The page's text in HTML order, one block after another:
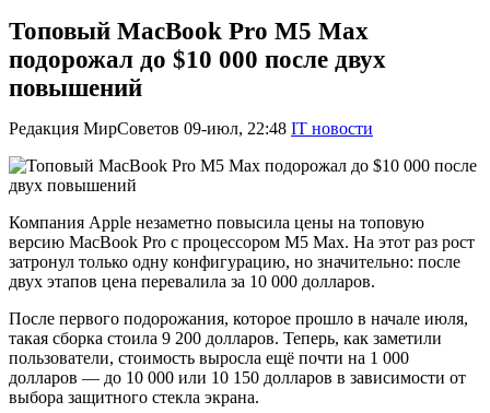
Топовый MacBook Pro M5 Max
подорожал до $10 000 после двух
повышений
Редакция МирСоветов 09-июл, 22:48 IT новости
Компания Apple незаметно повысила цены на топовую
версию MacBook Pro с процессором M5 Max. На этот раз рост
затронул только одну конфигурацию, но значительно: после
двух этапов цена перевалила за 10 000 долларов.
После первого подорожания, которое прошло в начале июля,
такая сборка стоила 9 200 долларов. Теперь, как заметили
пользователи, стоимость выросла ещё почти на 1 000
долларов — до 10 000 или 10 150 долларов в зависимости от
выбора защитного стекла экрана.